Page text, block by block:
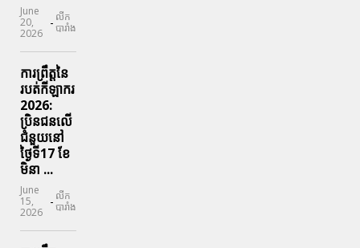
June
20,
2026
- លីក
បារាំង
ការព្រឹត្តនៃ
របត់កីឡាករ
2026:
ប្រិនជនលើ
ជំនួយនៅ
ថ្ងៃទី17 ខែ
មិនា ...
June
15,
2026
- លីក
បារាំង